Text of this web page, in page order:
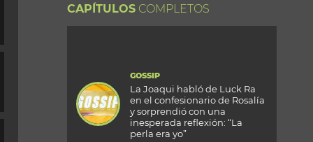
CAPÍTULOS COMPLETOS
GOSSIP
La Joaqui habló de Luck Ra
en el confesionario de Rosalía
y sorprendió con una
inesperada reflexión: “La
perla era yo”